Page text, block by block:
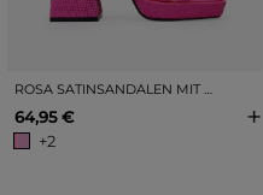
64,95 €
+2
+